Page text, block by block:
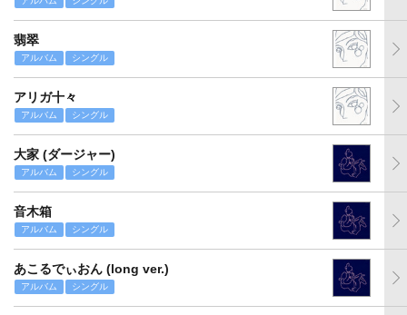
翡翠
アルバム シングル
アリガ十々
アルバム シングル
大家 (ダージャー)
アルバム シングル
音木箱
アルバム シングル
あこるでぃおん (long ver.)
アルバム シングル